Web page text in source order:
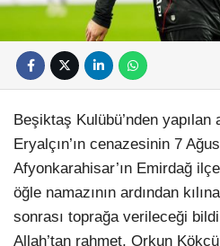
Beşiktaş Kulübü’nden yapılan
Eryalçın’ın cenazesinin 7
Afyonkarahisar’ın Emirdağ
öğle namazının ardından
sonrası toprağa verileceği
Allah’tan rahmet, Orkun